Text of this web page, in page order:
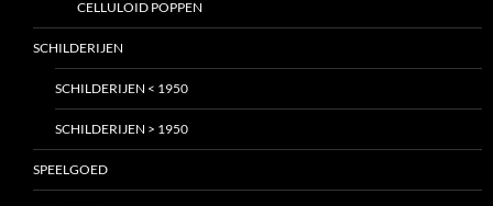
CELLULOID POPPEN
SCHILDERIJEN
SCHILDERIJEN < 1950
SCHILDERIJEN > 1950
SPEELGOED